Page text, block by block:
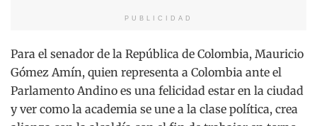
PUBLICIDAD
Para el senador de la República de Colombia, Mauricio
Gómez Amín, quien representa a Colombia ante el
Parlamento Andino es una felicidad estar en la ciudad
y ver como la academia se une a la clase política, crea